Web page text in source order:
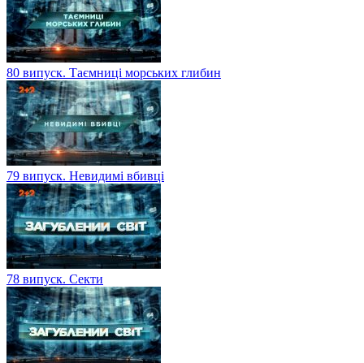
80 випуск. Таємниці морських глибин
79 випуск. Невидимі вбивці
78 випуск. Секти